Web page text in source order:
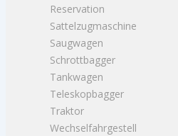
Reservation
Sattelzugmaschine
Saugwagen
Schrottbagger
Tankwagen
Teleskopbagger
Traktor
Wechselfahrgestell